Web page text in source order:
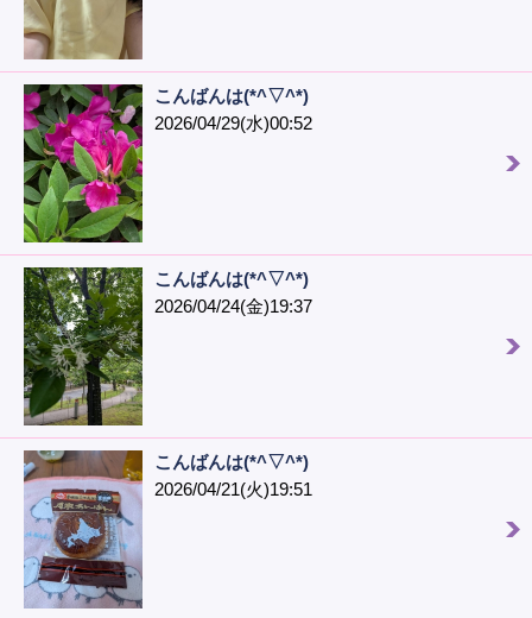
こんばんは(*^▽^*)
2026/04/29(水)00:52
こんばんは(*^▽^*)
2026/04/24(金)19:37
こんばんは(*^▽^*)
2026/04/21(火)19:51